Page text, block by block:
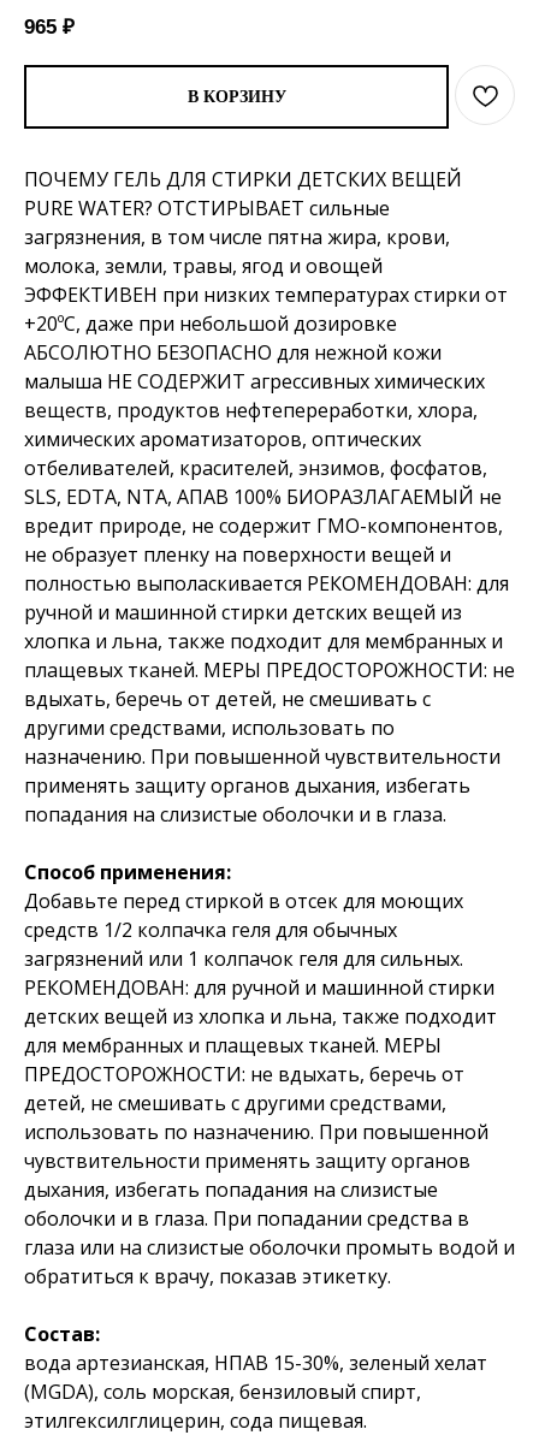
965 ₽
В КОРЗИНУ
ПОЧЕМУ ГЕЛЬ ДЛЯ СТИРКИ ДЕТСКИХ ВЕЩЕЙ
PURE WATER? ОТСТИРЫВАЕТ сильные
загрязнения, в том числе пятна жира, крови,
молока, земли, травы, ягод и овощей
ЭФФЕКТИВЕН при низких температурах стирки от
+20ºС, даже при небольшой дозировке
АБСОЛЮТНО БЕЗОПАСНО для нежной кожи
малыша НЕ СОДЕРЖИТ агрессивных химических
веществ, продуктов нефтепереработки, хлора,
химических ароматизаторов, оптических
отбеливателей, красителей, энзимов, фосфатов,
SLS, EDTA, NTA, АПАВ 100% БИОРАЗЛАГАЕМЫЙ не
вредит природе, не содержит ГМО-компонентов,
не образует пленку на поверхности вещей и
полностью выполаскивается РЕКОМЕНДОВАН: для
ручной и машинной стирки детских вещей из
хлопка и льна, также подходит для мембранных и
плащевых тканей. МЕРЫ ПРЕДОСТОРОЖНОСТИ: не
вдыхать, беречь от детей, не смешивать с
другими средствами, использовать по
назначению. При повышенной чувствительности
применять защиту органов дыхания, избегать
попадания на слизистые оболочки и в глаза.
Способ применения:
Добавьте перед стиркой в отсек для моющих
средств 1/2 колпачка геля для обычных
загрязнений или 1 колпачок геля для сильных.
РЕКОМЕНДОВАН: для ручной и машинной стирки
детских вещей из хлопка и льна, также подходит
для мембранных и плащевых тканей. МЕРЫ
ПРЕДОСТОРОЖНОСТИ: не вдыхать, беречь от
детей, не смешивать с другими средствами,
использовать по назначению. При повышенной
чувствительности применять защиту органов
дыхания, избегать попадания на слизистые
оболочки и в глаза. При попадании средства в
глаза или на слизистые оболочки промыть водой и
обратиться к врачу, показав этикетку.
Состав:
вода артезианская, НПАВ 15-30%, зеленый хелат
(MGDA), соль морская, бензиловый спирт,
этилгексилглицерин, сода пищевая.